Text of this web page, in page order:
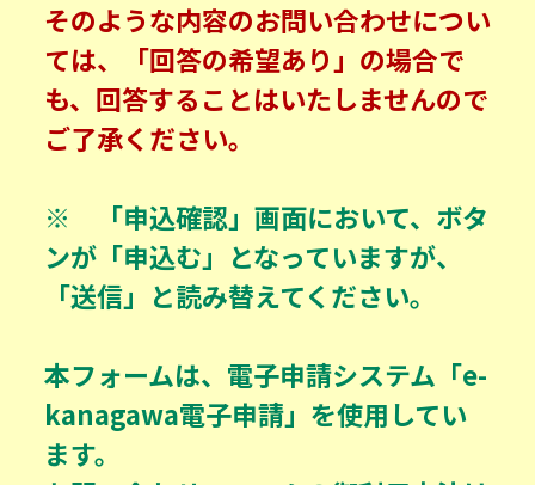
そのような内容のお問い合わせについ
ては、「回答の希望あり」の場合で
も、回答することはいたしませんので
ご了承ください。
※ 「申込確認」画面において、ボタ
ンが「申込む」となっていますが、
「送信」と読み替えてください。
本フォームは、電子申請システム「e-
kanagawa電子申請」を使用してい
ます。